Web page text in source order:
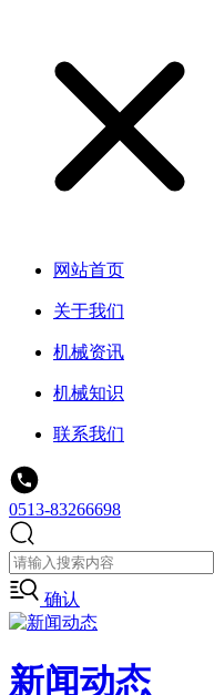
网站首页
关于我们
机械资讯
机械知识
联系我们
0513-83266698
确认
新闻动态